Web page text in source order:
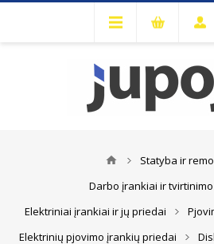
Statyba ir
Darbo įrankiai ir
Elektriniai įrankiai ir jų priedai
Elektrinių pjovimo įrankių priedai